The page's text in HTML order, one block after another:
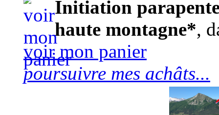
Initiation
haute montagne*,
voir mon panier
poursuivre mes achâts...